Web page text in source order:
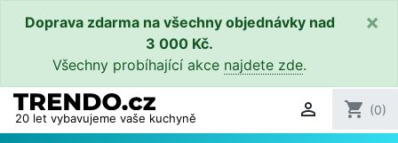
Doprava zdarma na všechny objednávky nad
3 000 Kč.
Všechny probíhající akce najdete zde.
×
20 let vybavujeme vaše kuchyně  shopping_cart (0)